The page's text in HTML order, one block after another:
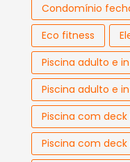
Condomínio
Eco fitness
Piscina adulto e
Piscina adulto e
Piscina com
Piscina com